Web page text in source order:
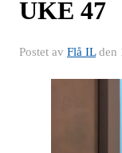
UKE 47
Postet av Flå ILden